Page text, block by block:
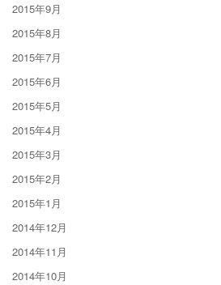
2015年9月
2015年8月
2015年7月
2015年6月
2015年5月
2015年4月
2015年3月
2015年2月
2015年1月
2014年12月
2014年11月
2014年10月